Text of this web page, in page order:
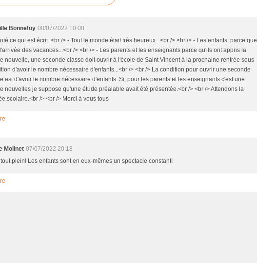
Bonnefoy 08/07/2022 10:08
ce qui est écrit :<br /> - Tout le monde était très heureux...<br /> <br /> - Les enfants, parce que
des vacances...<br /> <br /> - Les parents et les enseignants parce qu'ils ont appris la
nouvelle, une seconde classe doit ouvrir à l'école de Saint Vincent à la prochaine rentrée sous
d'avoir le nombre nécessaire d'enfants...<br /> <br /> La condition pour ouvrir une seconde
est d'avoir le nombre nécessaire d'enfants. Si, pour les parents et les enseignants c'est une
nouvelles je suppose qu'une étude préalable avait été présentée.<br /> <br /> Attendons la
/> <br /> Merci à vous tous
Molinet 07/07/2022 20:18
tout plein! Les enfants sont en eux-mêmes un spectacle constant!